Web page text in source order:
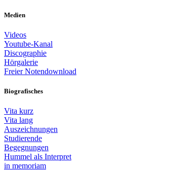
Medien
Videos
Youtube-Kanal
Discographie
Hörgalerie
Freier Notendownload
Biografisches
Vita kurz
Vita lang
Auszeichnungen
Studierende
Begegnungen
Hummel als Interpret
in memoriam